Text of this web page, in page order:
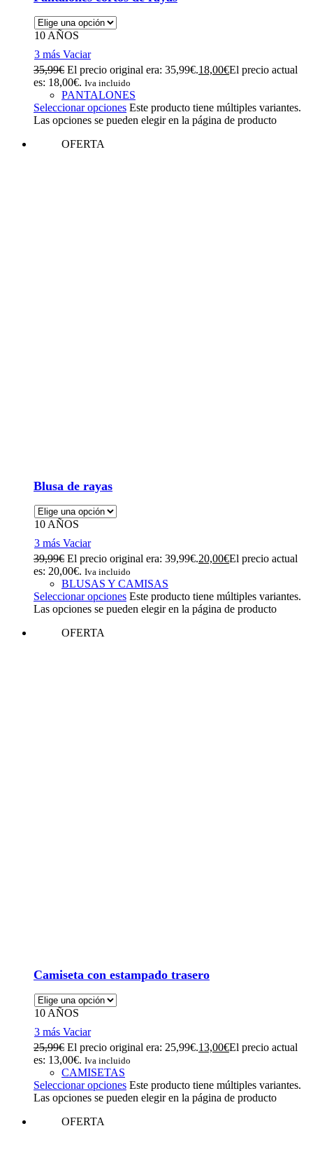
10 AÑOS
3 más Vaciar
35,99€ El precio original era: 35,99€.18,00€El precio actual
es: 18,00€. Iva incluido
PANTALONES
Seleccionar opciones Este producto tiene múltiples variantes.
Las opciones se pueden elegir en la página de producto
OFERTA
Blusa de rayas
10 AÑOS
3 más Vaciar
39,99€ El precio original era: 39,99€.20,00€El precio actual
es: 20,00€. Iva incluido
BLUSAS Y CAMISAS
Seleccionar opciones Este producto tiene múltiples variantes.
Las opciones se pueden elegir en la página de producto
OFERTA
Camiseta con estampado trasero
10 AÑOS
3 más Vaciar
25,99€ El precio original era: 25,99€.13,00€El precio actual
es: 13,00€. Iva incluido
CAMISETAS
Seleccionar opciones Este producto tiene múltiples variantes.
Las opciones se pueden elegir en la página de producto
OFERTA